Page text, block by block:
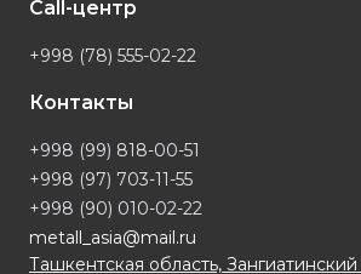
Call-центр
+998 (78) 555-02-22
Контакты
+998 (99) 818-00-51
+998 (97) 703-11-55
+998 (90) 010-02-22
metall_asia@mail.ru
Ташкентская область,